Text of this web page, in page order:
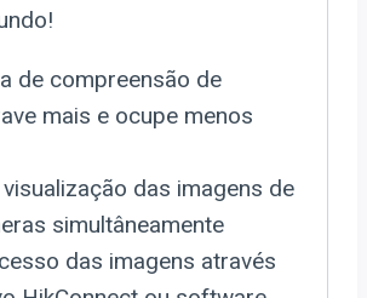
de compreensão de
mais e ocupe menos
visualização das imagens de
simultâneamente
das imagens através